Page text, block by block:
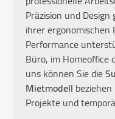
Präzision und
ihrer ergonomischen
Performance
Büro, im Homeoffice
uns können Sie die
Mietmodell
Projekte und